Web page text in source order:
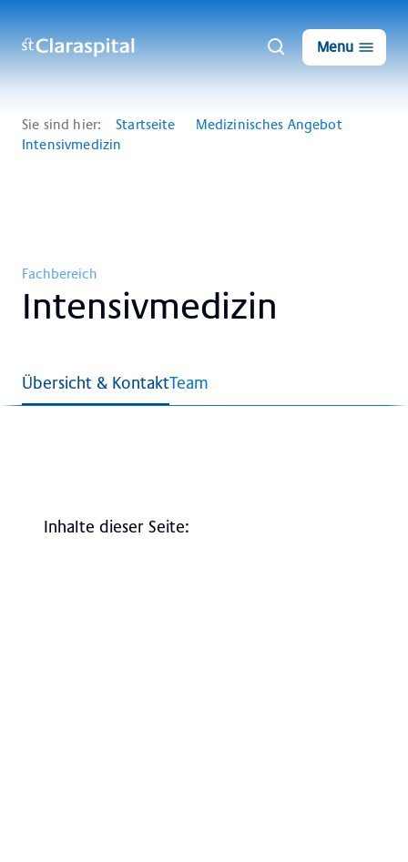
Menu
Sie sind hier: Startseite
Medizinisches Angebot
Intensivmedizin
Fachbereich
In­ten­siv­me­di­zin
Übersicht & KontaktTeam
Inhalte dieser Seite: